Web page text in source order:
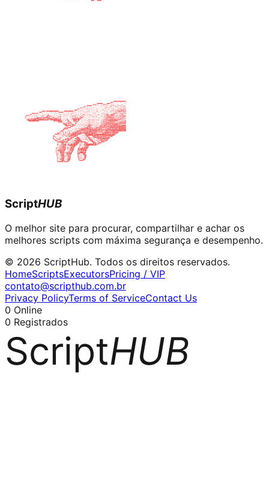
ScriptHUB
O melhor site para procurar, compartilhar e achar os
melhores scripts com máxima segurança e desempenho.
© 2026 ScriptHub. Todos os direitos reservados.
HomeScriptsExecutorsPricing / VIP
contato@scripthub.com.br
Privacy PolicyTerms of ServiceContact Us
0 Online
0 Registrados
ScriptHUB